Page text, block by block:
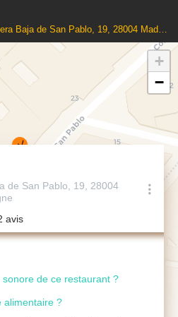
Espagnol - Corredera Baja de San Pablo, 19, 28004 Madrid, Espagne
de San Pablo, 19, 28004
avis
de ce restaurant ?
alimentaire ?
+
−